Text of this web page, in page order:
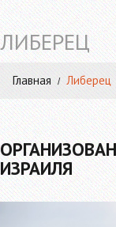
ЛИБЕРЕЦ
Главная Либерец
ИЗРАИЛЯ